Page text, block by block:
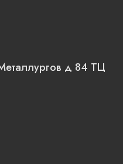
д 84 ТЦ